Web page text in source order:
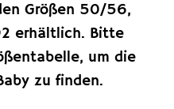
Größen 50/56,
erhältlich. Bitte
um die
zu finden.